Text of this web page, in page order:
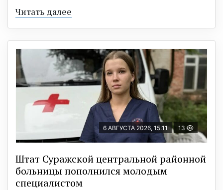
Читать далее
6 АВГУСТА 2026, 15:11 13
Штат Суражской центральной районной
больницы пополнился молодым
специалистом